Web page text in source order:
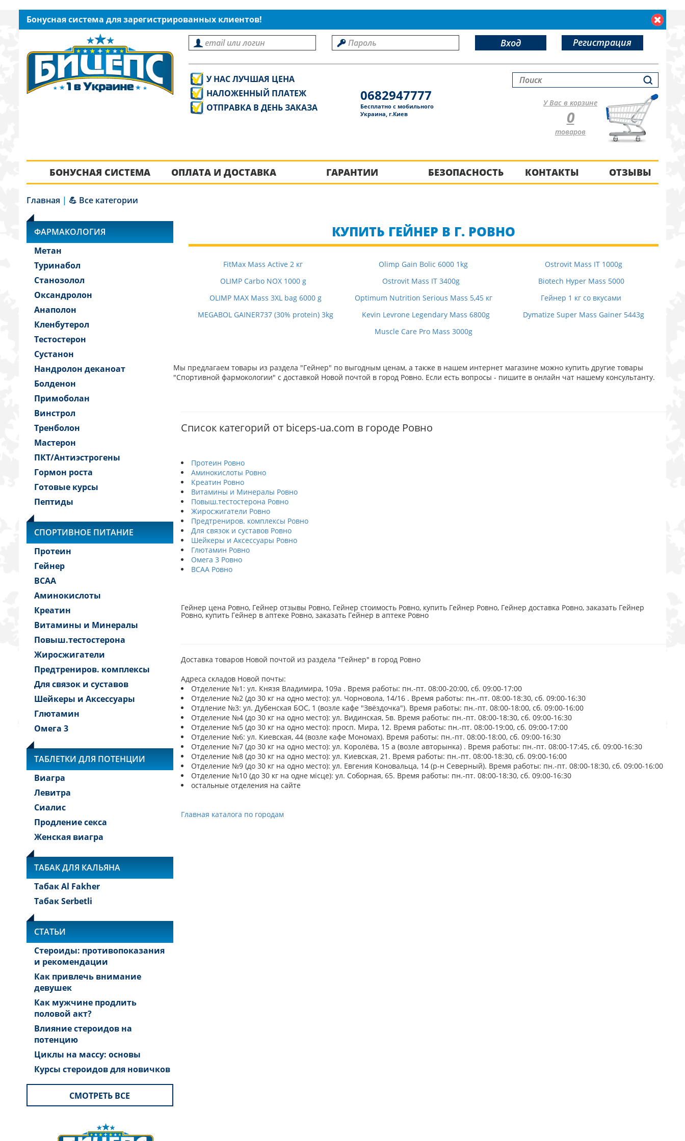
Бонусная система для зарегистрированных клиентов!
Вход Регистрация
У НАС ЛУЧШАЯ ЦЕНА
НАЛОЖЕННЫЙ ПЛАТЕЖ
ОТПРАВКА В ДЕНЬ ЗАКАЗА
0682947777
Бесплатно с мобильного
Украина, г.Киев
У Вас в корзине
0
товаров
БОНУСНАЯ СИСТЕМА ОПЛАТА И ДОСТАВКА ГАРАНТИИ БЕЗОПАСНОСТЬ КОНТАКТЫ ОТЗЫВЫ
Главная | 💪 Все категории
ФАРМАКОЛОГИЯ
Метан
Туринабол
Станозолол
Оксандролон
Анаполон
Кленбутерол
Тестостерон
Сустанон
Нандролон деканоат
Болденон
Примоболан
Винстрол
Тренболон
Мастерон
ПКТ/Антиэстрогены
Гормон роста
Готовые курсы
Пептиды
СПОРТИВНОЕ ПИТАНИЕ
Протеин
Гейнер
BCAA
Аминокислоты
Креатин
Витамины и Минералы
Повыш.тестостерона
Жиросжигатели
Предтрениров. комплексы
Для связок и суставов
Шейкеры и Аксессуары
Глютамин
Омега 3
ТАБЛЕТКИ ДЛЯ ПОТЕНЦИИ
Виагра
Левитра
Сиалис
Продление секса
Женская виагра
ТАБАК ДЛЯ КАЛЬЯНА
Табак Al Fakher
Табак Serbetli
СТАТЬИ
Стероиды: противопоказания
и рекомендации
Как привлечь внимание
девушек
Как мужчине продлить
половой акт?
Влияние стероидов на
потенцию
Циклы на массу: основы
Курсы стероидов для новичков
СМОТРЕТЬ ВСЕ
КУПИТЬ ГЕЙНЕР В Г. РОВНО
FitMax Mass Active 2 кг Olimp Gain Bolic 6000 1kg
Ostrovit Mass IT 1000g
OLIMP Carbo NOX 1000 g
Ostrovit Mass IT 3400g
Biotech Hyper Mass 5000
OLIMP MAX Mass 3XL bag 6000 g
Optimum Nutrition Serious Mass 5,45 кг
Гейнер 1 кг со вкусами
MEGABOL GAINER737 (30% protein) 3kg
Kevin Levrone Legendary Mass 6800g
Dymatize Super Mass Gainer 5443g
Muscle Care Pro Mass 3000g
Мы предлагаем товары из раздела "Гейнер" по выгодным ценам, а также в нашем интернет магазине можно купить другие товары
"Спортивной фармокологии" с доставкой Новой почтой в город Ровно. Если есть вопросы - пишите в онлайн чат нашему консультанту.
Список категорий от biceps-ua.com в городе Ровно
Протеин Ровно
Аминокислоты Ровно
Креатин Ровно
Витамины и Минералы Ровно
Повыш.тестостерона Ровно
Жиросжигатели Ровно
Предтрениров. комплексы Ровно
Для связок и суставов Ровно
Шейкеры и Аксессуары Ровно
Глютамин Ровно
Омега 3 Ровно
BCAA Ровно
Гейнер цена Ровно, Гейнер отзывы Ровно, Гейнер стоимость Ровно, купить Гейнер Ровно, Гейнер доставка Ровно, заказать Гейнер
Ровно, купить Гейнер в аптеке Ровно, заказать Гейнер в аптеке Ровно
Доставка товаров Новой почтой из раздела "Гейнер" в город Ровно
Адреса складов Новой почты:
Отделение №1: ул. Князя Владимира, 109а . Время работы: пн.-пт. 08:00-20:00, сб. 09:00-17:00
Отделение №2 (до 30 кг на одно место): ул. Чорновола, 14/16 . Время работы: пн.-пт. 08:00-18:30, сб. 09:00-16:30
Отдление №3: ул. Дубенская БОС, 1 (возле кафе "Звёздочка"). Время работы: пн.-пт. 08:00-18:00, сб. 09:00-16:00
Отделение №4 (до 30 кг на одно место): ул. Видинская, 5в. Время работы: пн.-пт. 08:00-18:30, сб. 09:00-16:30
Отделение №5 (до 30 кг на одно место): просп. Мира, 12. Время работы: пн.-пт. 08:00-19:00, сб. 09:00-17:00
Отделение №6: ул. Киевская, 44 (возле кафе Мономах). Время работы: пн.-пт. 08:00-18:00, сб. 09:00-16:30
Отделение №7 (до 30 кг на одно место): ул. Королёва, 15 а (возле авторынка) . Время работы: пн.-пт. 08:00-17:45, сб. 09:00-16:30
Отделение №8 (до 30 кг на одно место): ул. Киевская, 21. Время работы: пн.-пт. 08:00-18:30, сб. 09:00-16:00
Отделение №9 (до 30 кг на одно место): ул. Евгения Коновальца, 14 (р-н Северный). Время работы: пн.-пт. 08:00-18:30, сб. 09:00-16:00
Отделение №10 (до 30 кг на одне місце): ул. Соборная, 65. Время работы: пн.-пт. 08:00-18:30, сб. 09:00-16:30
остальные отделения на сайте
Главная каталога по городам